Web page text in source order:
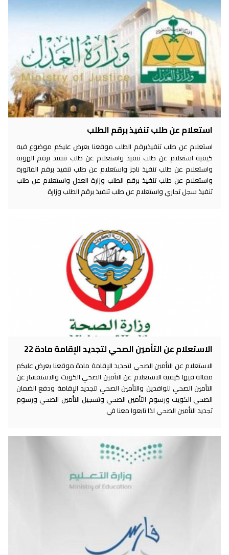
استعلام عن طلب تنفيذ برقم الطلب
استعلام عن طلب تنفيذبرقم الطلب موقعنا يعرض عليكم موضوع فيه
كيفية استعلام عن طلب تنفيذ واستعلام عن طلب تنفيذ برقم الهوية
واستعلام عن طلب تنفيذ ناجز واستعلام عن طلب تنفيذ برقم الفاتورة
واستعلام عن طلب تنفيذ برقم الطلب وزارة العدل واستعلام عن طلب
تنفيذ سجل تجاري واستعلام عن طلب تنفيذ برقم الطلب وزارة
الاستعلام عن التأمين الصحي لتجديد الإقامة مادة 22
الاستعلام عن التأمين الصحي لتجديد الإقامة مادة موقعنا يعرض عليكم
مقالة فيها كيفية الاستعلام عن التأمين الصحي الكويت والاستفسار عن
التأمين الصحي للوافدين والتأمين الصحي لتجديد الإقامة ودفع الضمان
الصحي الكويت ورسوم التأمين الصحي وتسجيل التأمين الصحي ورسوم
تجديد التأمين الصحي لذا تابعوا معنا في